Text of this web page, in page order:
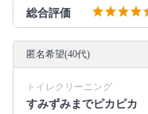
総合評価
匿名希望(40代)
トイレクリーニング
すみずみまでピカピカ